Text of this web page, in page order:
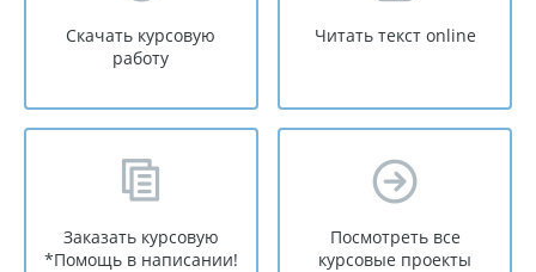
Скачать курсовую
работу
Читать текст online
Заказать курсовую
*Помощь в написании!
Посмотреть все
курсовые проекты